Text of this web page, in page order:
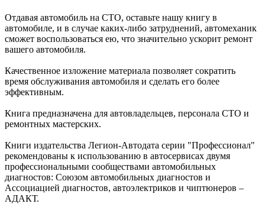
Отдавая автомобиль на СТО, оставьте нашу книгу в
автомобиле, и в случае каких-либо затруднений, автомеханик
сможет воспользоваться ею, что значительно ускорит ремонт
вашего автомобиля.
Качественное изложение материала позволяет сократить
время обслуживания автомобиля и сделать его более
эффективным.
Книга предназначена для автовладельцев, персонала СТО и
ремонтных мастерских.
Книги издательства Легион-Автодата серии "Профессионал"
рекомендованы к использованию в автосервисах двумя
профессиональными сообществами автомобильных
диагностов: Союзом автомобильных диагностов и
Ассоциацией диагностов, автоэлектриков и чиптюнеров –
АДАКТ.